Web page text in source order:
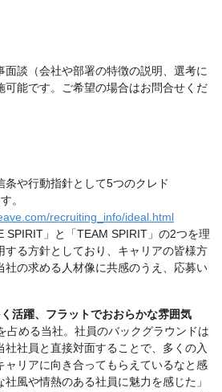
談（会社や部署の特徴の説明、選考に
可能です。ご希望の場合はお問合せくだ
条や行動指針として5つのクレド
。
recruiting_info/ideal.html
SPIRIT」と「TEAM SPIRIT」の2つを理
する方針としており、キャリアの皆様方
社の求める人材像に共感のうえ、応募い
活躍、フラットでおおらかな雰囲気
占める当社。社員のバックグラウンドは
社員と直接対面することで、多くの入
ャリアに向き合ってもらえているなと感
風や情熱のある社員に魅力を感じた」